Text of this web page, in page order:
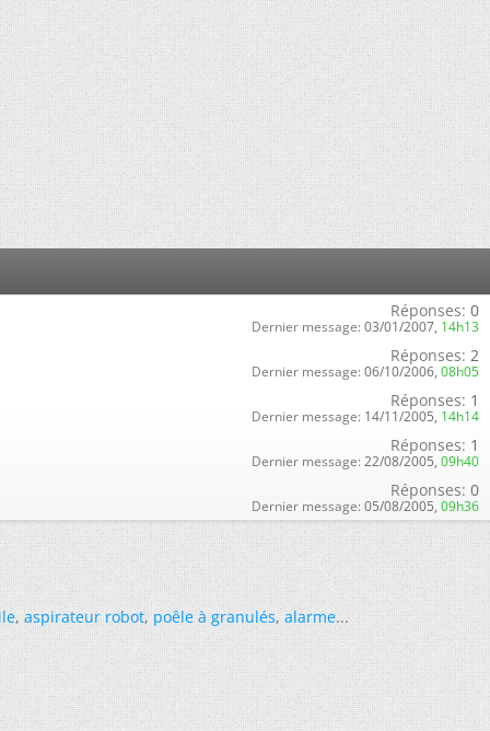
Réponses: 0
Dernier message: 03/01/2007, 14h13
Réponses: 2
Dernier message: 06/10/2006, 08h05
Réponses: 1
Dernier message: 14/11/2005, 14h14
Réponses: 1
Dernier message: 22/08/2005, 09h40
Réponses: 0
Dernier message: 05/08/2005, 09h36
,aspirateur robot,poêle à granulés,alarme...